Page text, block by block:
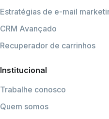
Estratégias de e-mail
CRM Avançado
Recuperador de carrinhos
Institucional
Trabalhe conosco
Quem somos